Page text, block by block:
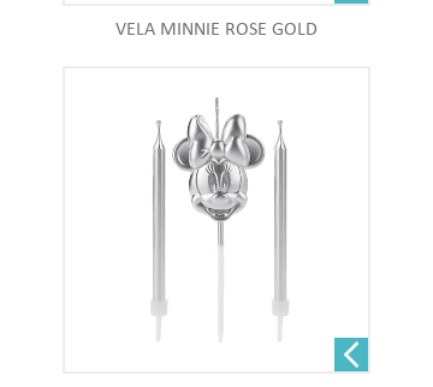
VELA MINNIE ROSE GOLD